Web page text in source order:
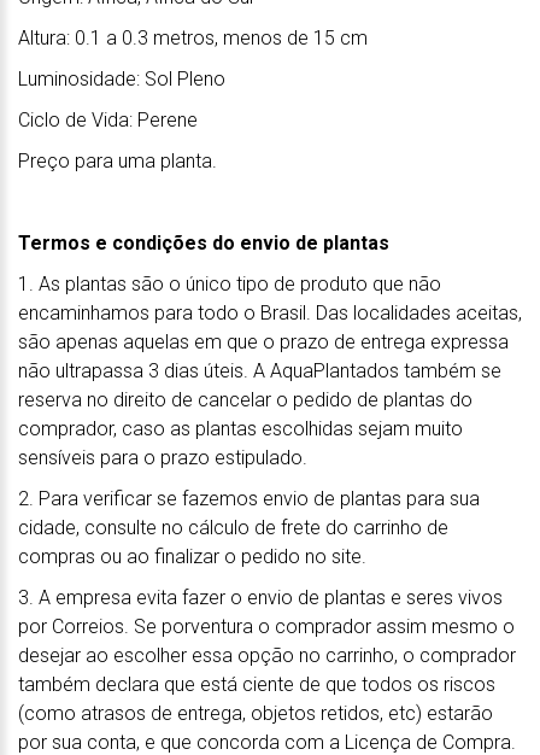
Altura: 0.1 a 0.3 metros, menos de 15 cm
Luminosidade: Sol Pleno
Ciclo de Vida: Perene
Preço para uma planta.
Termos e condições do envio de plantas
1. As plantas são o único tipo de produto que não
encaminhamos para todo o Brasil. Das localidades aceitas,
são apenas aquelas em que o prazo de entrega expressa
não ultrapassa 3 dias úteis. A AquaPlantados também se
reserva no direito de cancelar o pedido de plantas do
comprador, caso as plantas escolhidas sejam muito
sensíveis para o prazo estipulado.
2. Para verificar se fazemos envio de plantas para sua
cidade, consulte no cálculo de frete do carrinho de
compras ou ao finalizar o pedido no site.
3. A empresa evita fazer o envio de plantas e seres vivos
por Correios. Se porventura o comprador assim mesmo o
desejar ao escolher essa opção no carrinho, o comprador
também declara que está ciente de que todos os riscos
(como atrasos de entrega, objetos retidos, etc) estarão
por sua conta, e que concorda com a Licença de Compra.